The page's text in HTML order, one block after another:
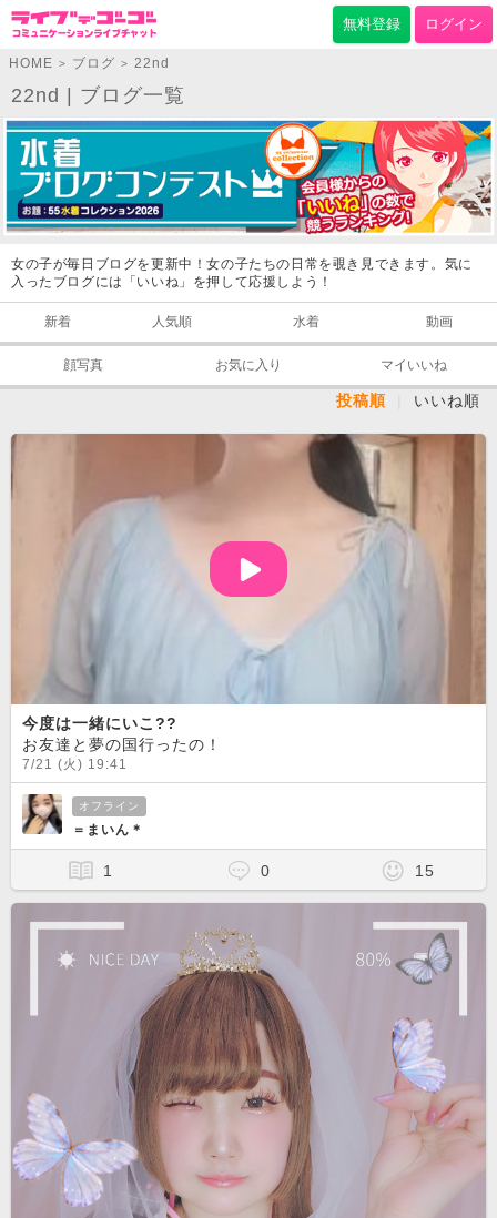
無料登録 ログイン
HOME > ブログ > 22nd
22nd | ブログ一覧
女の子が毎日ブログを更新中！女の子たちの日常を覗き見できます。気に
入ったブログには「いいね」を押して応援しよう！
新着 人気順 水着 動画
顔写真 お気に入り マイいいね
投稿順 いいね順
今度は一緒にいこ??
お友達と夢の国行ったの！
7/21 (火) 19:41
オフライン
＝まいん＊
1 0 15